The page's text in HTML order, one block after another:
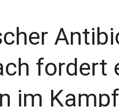
fordert
im